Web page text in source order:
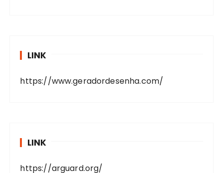
LINK
https://www.geradordesenha.com/
LINK
https://arguard.org/